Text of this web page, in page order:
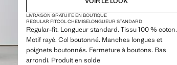
LIVRAISON GRATUITE EN BOUTIQUE
REGULAR FITCOL CHEMISELONGUEUR STANDARD
Regular-fit. Longueur standard. Tissu 100 % coton.
Motif rayé. Col boutonné. Manches longues et
poignets boutonnés. Fermeture à boutons. Bas
arrondi. Produit en solde